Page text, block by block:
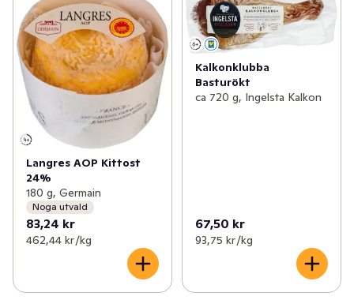
Langres AOP Kittost
24%
180 g, Germain
Noga utvald
83,24 kr
462,44 kr /kg
Kalkonklubba
Basturökt
ca 720 g, Ingelsta Kalkon
67,50 kr
93,75 kr /kg